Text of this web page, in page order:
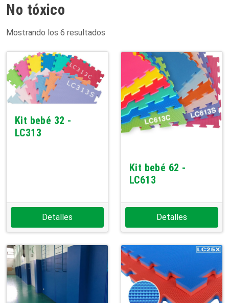
No tóxico
Mostrando los 6 resultados
Kit bebé 32 -
LC313
Detalles
Kit bebé 62 -
LC613
Detalles